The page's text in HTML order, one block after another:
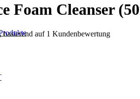
Foam Cleanser
basierend auf 1 Kundenbewertung